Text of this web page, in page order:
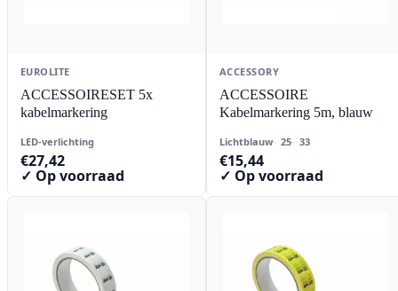
EUROLITE
ACCESSOIRESET 5x
kabelmarkering
LED-verlichting
€27,42
✓ Op voorraad
ACCESSORY
ACCESSOIRE
Kabelmarkering 5m, blauw
Lichtblauw 25 33
€15,44
✓ Op voorraad